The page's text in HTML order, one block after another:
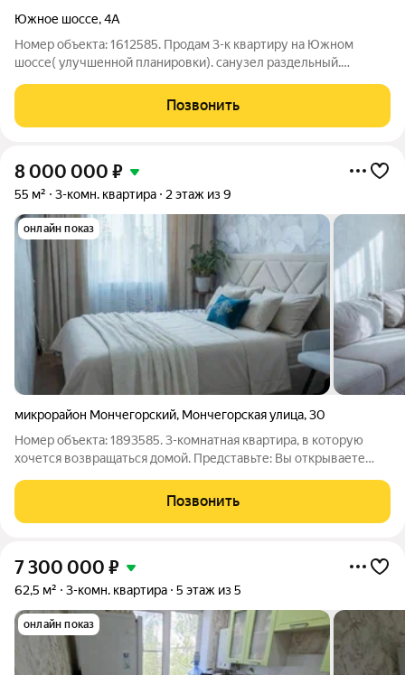
Южное шоссе,4А
Номер объекта: 1612585. Продам 3-к квартиру на Южном
шоссе( улучшенной планировки). санузел раздельный.
наливные,окна пвх( на окнах замки!), новая проводка. На кухне
натяжные потолки, зеркала,
Позвонить
8 000 000 ₽
55 м² 3-комн. квартира 2 этаж из 9
онлайн показ
микрорайон Мончегорский, Мончегорская улица,30
Номер объекта: 1893585. 3-комнатная квартира, в которую
хочется возвращаться домой. Представьте: Вы открываете
бесконечных вложений. Всё уже сделано с любовью и вкусом
остаётся только занести
Позвонить
7 300 000 ₽
62,5 м² 3-комн. квартира 5 этаж из 5
онлайн показ